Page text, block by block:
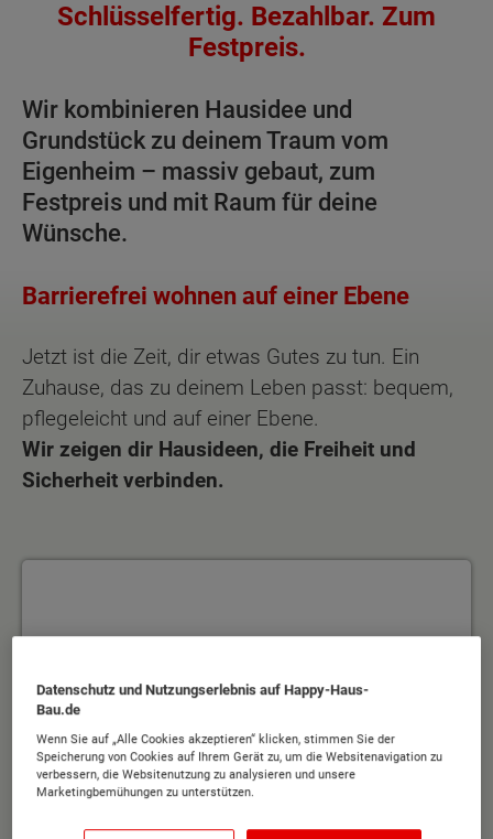
Schlüsselfertig. Bezahlbar. Zum
Festpreis.
Wir kombinieren Hausidee und
Grundstück zu deinem Traum vom
Eigenheim – massiv gebaut, zum
Festpreis und mit Raum für deine
Wünsche.
Barrierefrei wohnen auf einer Ebene
Jetzt ist die Zeit, dir etwas Gutes zu tun. Ein
Zuhause, das zu deinem Leben passt: bequem,
pflegeleicht und auf einer Ebene.
Wir zeigen dir Hausideen, die Freiheit und
Sicherheit verbinden.
Datenschutz und Nutzungserlebnis auf Happy-Haus-
Bau.de
Wenn Sie auf „Alle Cookies akzeptieren“ klicken, stimmen Sie der
Speicherung von Cookies auf Ihrem Gerät zu, um die Websitenavigation zu
verbessern, die Websitenutzung zu analysieren und unsere
Marketingbemühungen zu unterstützen.